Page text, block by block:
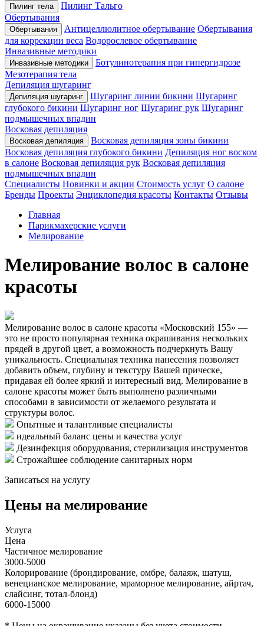
Пилинг тела
Пилинг Тальго
Обертывания
Обертывания Антицеллюлитное обертывание Обертывания
для коррекции веса Водорослевое обертывание
Инвазивные методики
Инвазивные методики
Ботулинотерапия при гипергидрозе
Мезотерапия тела
Депиляция шугаринг
Депиляция шугаринг Шугаринг линии бикини Шугаринг
глубокого бикини Шугаринг ног Шугаринг рук Шугаринг
подмышечных впадин
Восковая депиляция
Восковая депиляция
Восковая депиляция зоны бикини
Восковая депиляция глубокого бикини Депиляция ног воском
в салоне Восковая депиляция рук Восковая депиляция
подмышечных впадин
Специалисты Новинки и акции Стоимость услуг О салоне
Бренды Проекты Энциклопедия красоты Контакты Отзывы
Главная
Парикмахерские услуги
Мелирование
Мелирование волос в салоне
красоты
Мелирование волос в салоне красоты «Московский 155» —
это не просто популярная техника окрашивания нескольких
прядей в другой цвет, а возможность подчеркнуть Вашу
уникальность. Специальная техника нанесения позволяет
добавить объем, глубину и текстуру Вашей прическе,
придавая ей более яркий и интересный вид. Мелирование в
салоне красоты может быть выполнено различными
способами в зависимости от желаемого результата и
структуры волос.
Опытные и талантливые специалисты
идеальный баланс цены и качества услуг
Дезинфекция оборудования, стерилизация инструментов
Строжайшее соблюдение санитарных норм
Записаться на услугу
Цены на мелирование
Услуга
Цена
Частичное мелирование
3000-5000
Колорирование (брондирование, омбре, балаяж, шатуш,
венецианское мелирование, мраморное мелирование, айртач,
слайсинг, тотал-блонд)
6000-15000